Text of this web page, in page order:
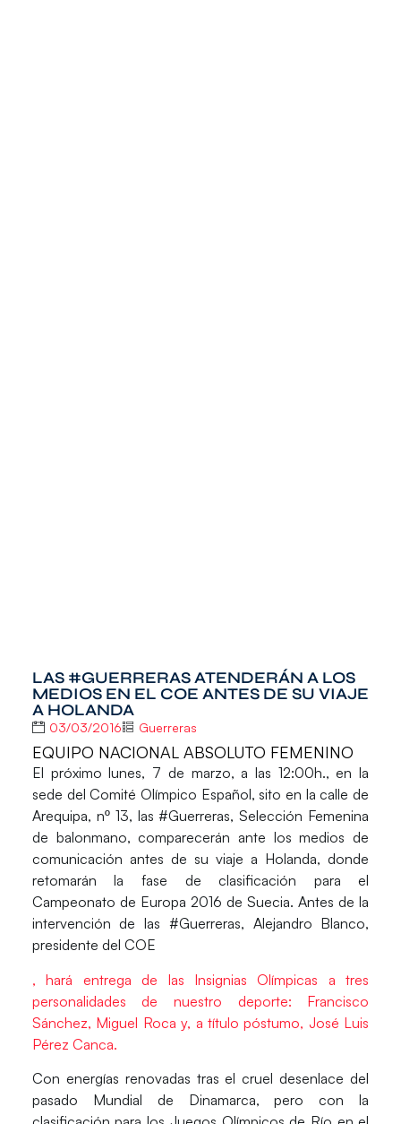
LAS #GUERRERAS ATENDERÁN A LOS
MEDIOS EN EL COE ANTES DE SU VIAJE
A HOLANDA
03/03/2016 Guerreras
EQUIPO NACIONAL ABSOLUTO FEMENINO
El próximo lunes, 7 de marzo, a las 12:00h., en la
sede del Comité Olímpico Español, sito en la calle de
Arequipa, nº 13, las#Guerreras, Selección Femenina
de balonmano, comparecerán ante los medios de
comunicación antes de su viaje a Holanda, donde
retomarán la fase de clasificación para el
Campeonato de Europa 2016 de Suecia. Antes de la
intervención de las #Guerreras, Alejandro Blanco,
presidente del COE
, hará entrega de las Insignias Olímpicas a tres
personalidades de nuestro deporte: Francisco
Sánchez, Miguel Roca y, a título póstumo, José Luis
Pérez Canca.
Con energías renovadas tras el cruel desenlace del
pasado Mundial de Dinamarca, pero con la